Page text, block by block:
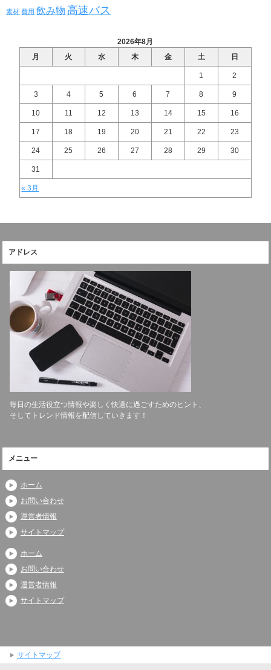
素材 費用 飲み物 高速バス
2026年8月
月
火 水 木 金 土 日
« 3月
1 2
3 4 5 6 7 8 9
10 11 12 13 14 15 16
17 18 19 20 21 22 23
24 25 26 27 28 29 30
31
アドレス
毎日の生活役立つ情報や楽しく快適に過ごすためのヒント、
そしてトレンド情報を配信していきます！
メニュー
ホーム
お問い合わせ
運営者情報
サイトマップ
ホーム
お問い合わせ
運営者情報
サイトマップ
サイトマップ